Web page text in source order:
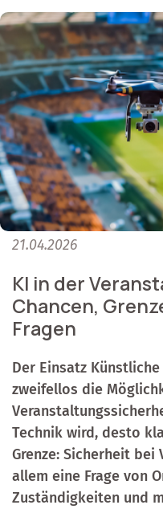
21.04.2026
KI in der
Chancen,
Fragen
Der Einsatz
zweifellos die
Technik wird, desto
Grenze: Sicherheit
allem eine Frage von
Zuständigkeiten und